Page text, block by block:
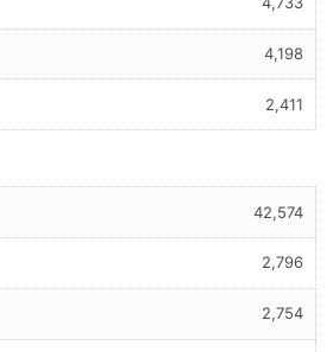
4,198
2,411
42,574
2,796
2,754